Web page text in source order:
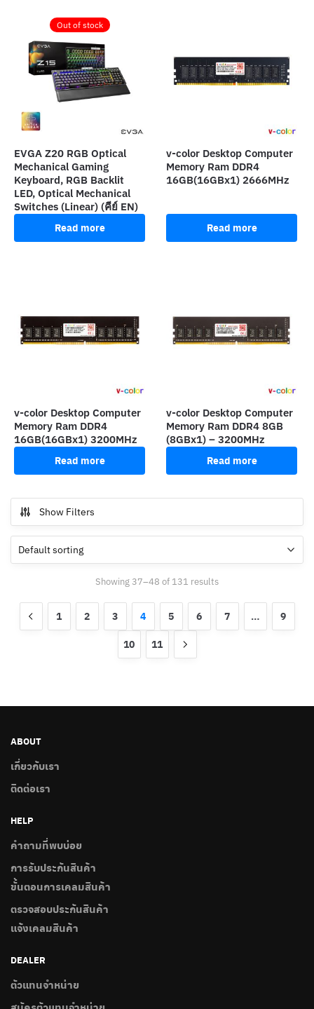
Out of stock
EVGA Z20 RGB Optical
Mechanical Gaming
Keyboard, RGB Backlit
LED, Optical Mechanical
Switches (Linear) (คีย์ EN)
Read more
v-color Desktop Computer
Memory Ram DDR4
16GB(16GBx1) 2666MHz
Read more
v-color Desktop Computer
Memory Ram DDR4
16GB(16GBx1) 3200MHz
Read more
v-color Desktop Computer
Memory Ram DDR4 8GB
(8GBx1) – 3200MHz
Read more
Show Filters
Showing 37–48 of 131 results
1 2 3 4 5 6 7 …
9
10
11
ABOUT
เกี่ยวกับเรา
ติดต่อเรา
HELP
คำถามที่พบบ่อย
การรับประกันสินค้า
ขั้นตอนการเคลมสินค้า
ตรวจสอบประกันสินค้า
แจ้งเคลมสินค้า
DEALER
ตัวแทนจำหน่าย